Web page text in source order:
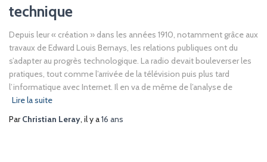
technique
Depuis leur « création » dans les années 1910, notamment grâce aux
travaux de Edward Louis Bernays, les relations publiques ont du
s’adapter au progrès technologique. La radio devait bouleverser les
pratiques, tout comme l’arrivée de la télévision puis plus tard
l’informatique avec Internet. Il en va de même de l’analyse de
Lire la suite
ParChristian Leray, il y a16 ans